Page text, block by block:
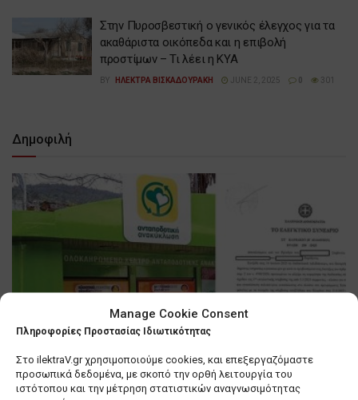
Manage Cookie Consent
Πληροφορίες Προστασίας Ιδιωτικότητας
Στο ilektraV.gr χρησιμοποιούμε cookies, και επεξεργαζόμαστε
προσωπικά δεδομένα, με σκοπό την ορθή λειτουργία του
ιστότοπου και την μέτρηση στατιστικών αναγνωσιμότητας
Στην Πυροσβεστική ο γενικός έλεγχος για τα
ακαθάριστα οικόπεδα και η επιβολή
προστίμων – Τι λέει η ΚΥΑ
BY ΗΛΕΚΤΡΑ ΒΙΣΚΑΔΟΥΡΑΚΗ JUNE 2, 2025 301
Δημοφιλή